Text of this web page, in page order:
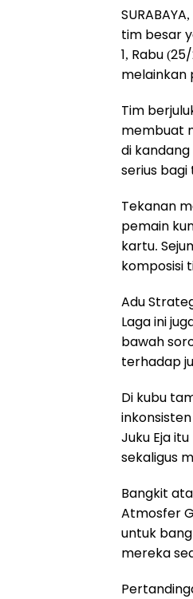
tim besar
1, Rabu
melainkan
Tim
membuat
di
serius bagi
Tekanan
pemain
kartu.
komposisi
Adu
Laga ini
bawah
terhadap
Di kubu
Juku Eja
sekaligus
Bangkit
Atmosfer
untuk
mereka